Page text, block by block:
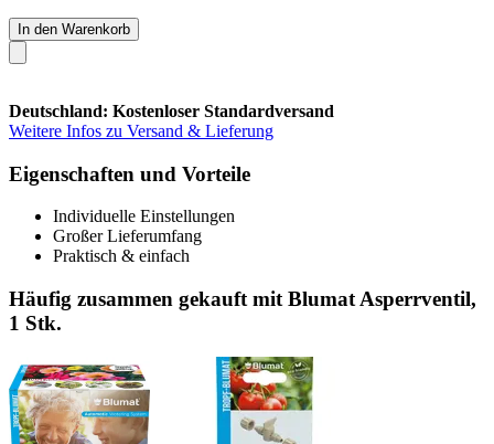
In den Warenkorb
Deutschland: Kostenloser Standardversand
Weitere Infos zu Versand & Lieferung
Eigenschaften und Vorteile
Individuelle Einstellungen
Großer Lieferumfang
Praktisch & einfach
Häufig zusammen gekauft mit Blumat Asperrventil,
1 Stk.